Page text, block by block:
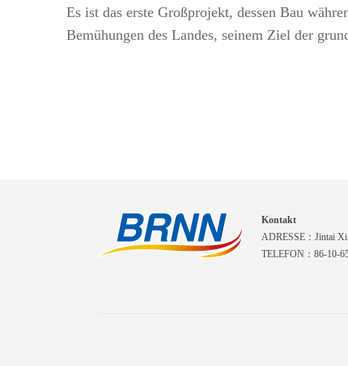
Es ist das erste Großprojekt, dessen Bau
Bemühungen des Landes, seinem Ziel der
Kontakt
ADRESSE：Jintai
TELEFON：86-10-